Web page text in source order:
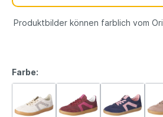
Produktbilder können farblich vom
Farbe: